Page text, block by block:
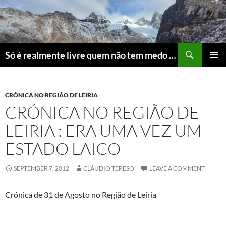
Skip
to
content
Só é realmente livre quem não tem medo do ridículo
CRÓNICA NO REGIÃO DE LEIRIA
CRÓNICA NO REGIÃO DE
LEIRIA : ERA UMA VEZ UM
ESTADO LAICO
SEPTEMBER 7, 2012 CLÁUDIO TERESO LEAVE A COMMENT
Crónica de 31 de Agosto no Região de Leiria